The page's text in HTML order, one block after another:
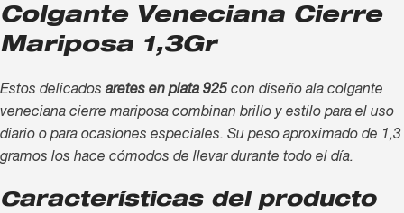
Colgante Veneciana Cierre
Mariposa 1,3Gr
Estos delicados aretes en plata 925 con diseño ala colgante
veneciana cierre mariposa combinan brillo y estilo para el uso
diario o para ocasiones especiales. Su peso aproximado de 1,3
gramos los hace cómodos de llevar durante todo el día.
Características del producto